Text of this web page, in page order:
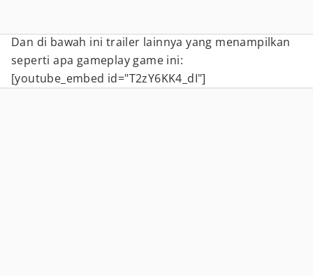
Dan di bawah ini trailer lainnya yang menampilkan
seperti apa gameplay game ini:
[youtube_embed id="T2zY6KK4_dI"]